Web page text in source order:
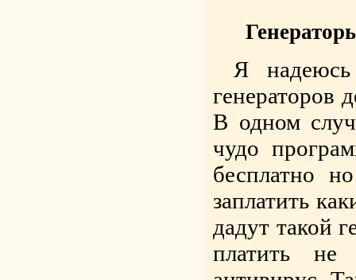
Я
генераторов
В одном
чудо
бесплатно
заплатить
дадут такой
платить